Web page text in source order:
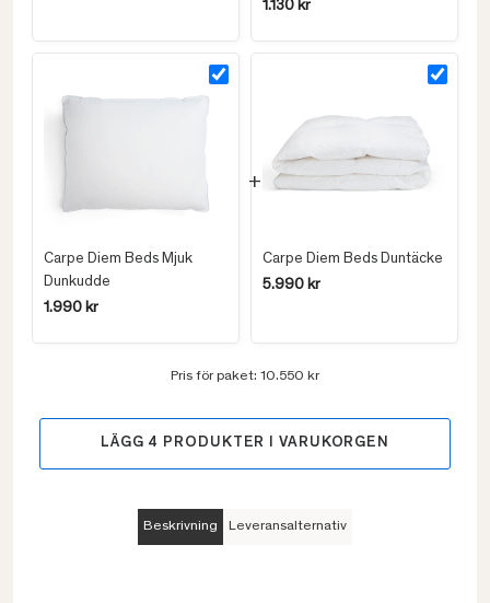
1.130 kr
Carpe Diem Beds Mjuk
Dunkudde
1.990 kr
Carpe Diem Beds Duntäcke
5.990 kr
Pris för paket: 10.550 kr
LÄGG 4 PRODUKTER I VARUKORGEN
Beskrivning Leveransalternativ